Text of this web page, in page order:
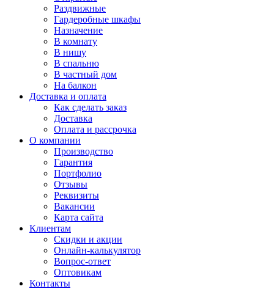
Раздвижные
Гардеробные шкафы
Назначение
В комнату
В нишу
В спальню
В частный дом
На балкон
Доставка и оплата
Как сделать заказ
Доставка
Оплата и рассрочка
О компании
Производство
Гарантия
Портфолио
Отзывы
Реквизиты
Вакансии
Карта сайта
Клиентам
Скидки и акции
Онлайн-калькулятор
Вопрос-ответ
Оптовикам
Контакты